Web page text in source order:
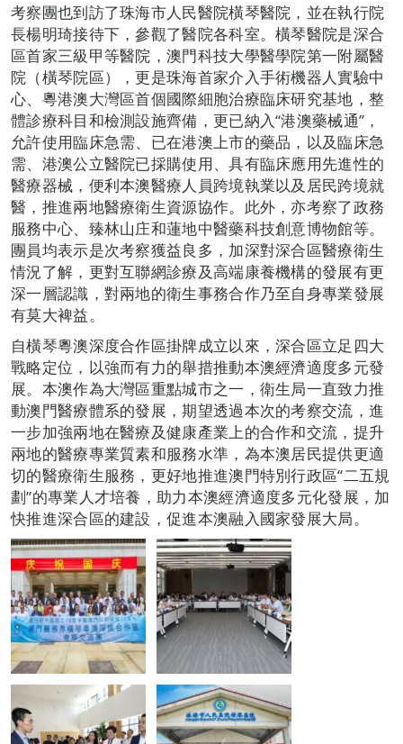
​考察團也到訪了珠海市人民醫院橫琴醫院，並在執行院
長楊明琦接待下，參觀了醫院各科室。橫琴醫院是深合
區首家三級甲等醫院，澳門科技大學醫學院第一附屬醫
院（橫琴院區），更是珠海首家介入手術機器人實驗中
心、粵港澳大灣區首個國際細胞治療臨床研究基地，整
體診療科目和檢測設施齊備，更已納入“港澳藥械通”，
允許使用臨床急需、已在港澳上市的藥品，以及臨床急
需、港澳公立醫院已採購使用、具有臨床應用先進性的
醫療器械，便利本澳醫療人員跨境執業以及居民跨境就
醫，推進兩地醫療衛生資源協作。此外，亦考察了政務
服務中心、臻林山庄和蓮地中醫藥科技創意博物館等。
團員均表示是次考察獲益良多，加深對深合區醫療衛生
情況了解，更對互聯網診療及高端康養機構的發展有更
深一層認識，對兩地的衛生事務合作乃至自身專業發展
有莫大裨益。
自橫琴粵澳深度合作區掛牌成立以來，深合區立足四大
戰略定位，以強而有力的舉措推動本澳經濟適度多元發
展。本澳作為大灣區重點城市之一，衛生局一直致力推
動澳門醫療體系的發展，期望透過本次的考察交流，進
一步加強兩地在醫療及健康產業上的合作和交流，提升
兩地的醫療專業質素和服務水準，為本澳居民提供更適
切的醫療衛生服務，更好地推進澳門特別行政區“二五規
劃”的專業人才培養，助力本澳經濟適度多元化發展，加
快推進深合區的建設，促進本澳融入國家發展大局。